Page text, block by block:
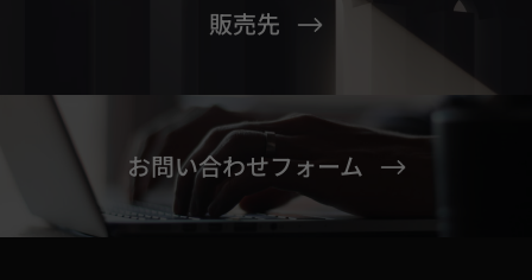
販売先
お問い合わせフォーム